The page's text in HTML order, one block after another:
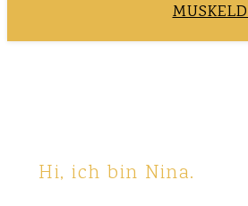
Hi, ich bin Nina.